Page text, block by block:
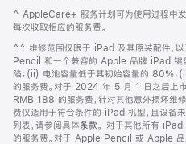
脚
注
^ AppleCare+ 服务计划可为使用过程中发
每次收取相应的服务费。
脚
注
^^ 维修范围仅限于 iPad 及其原装配件，
Pencil 和一个兼容的 Apple 品牌 iPad 键
陷；(ii) 电池容量低于其初始容量的 80%；
的服务费。对于 2024 年 5 月 1 日之后上
RMB 188 的服务费，针对其他意外损坏维
费仅适用于符合条件的 iPad 机型，且设备
列表，请参阅具体条款。 对于其他所有
的服务费。对于 Apple Pencil 或 Apple